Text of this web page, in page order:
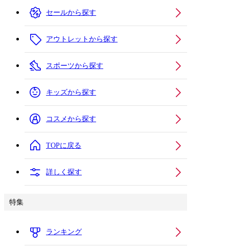
セールから探す
アウトレットから探す
スポーツから探す
キッズから探す
コスメから探す
TOPに戻る
詳しく探す
特集
ランキング